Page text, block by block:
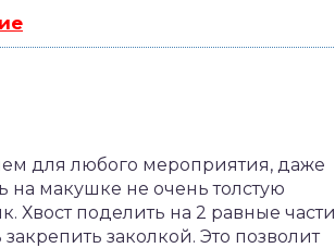
для любого мероприятия, даже
на макушке не очень толстую
Хвост поделить на 2 равные части
заколкой. Это позволит